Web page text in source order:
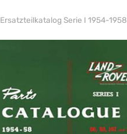
Ersatzteilkatalog Serie I 1954-1958